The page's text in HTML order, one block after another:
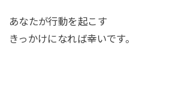
あなたが行動を起こす
きっかけになれば幸いです。